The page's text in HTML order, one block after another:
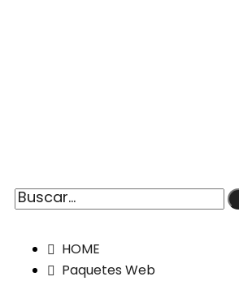
HOME
Paquetes Web